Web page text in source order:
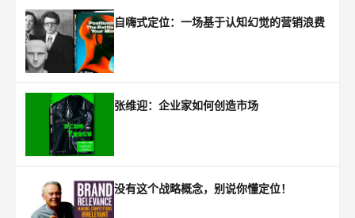
自嗨式定位：一场基于认知幻觉的营销浪费
张维迎：企业家如何创造市场
没有这个战略概念，别说你懂定位！